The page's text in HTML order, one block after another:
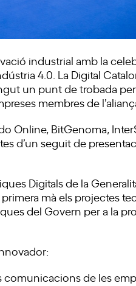
industrial amb la
4.0. La Digital
un punt de trobada per
membres de
Online, BitGenoma,
d’un seguit de
Digitals de la
mà els projectes
del Govern per a la
de les